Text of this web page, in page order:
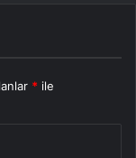
* ile